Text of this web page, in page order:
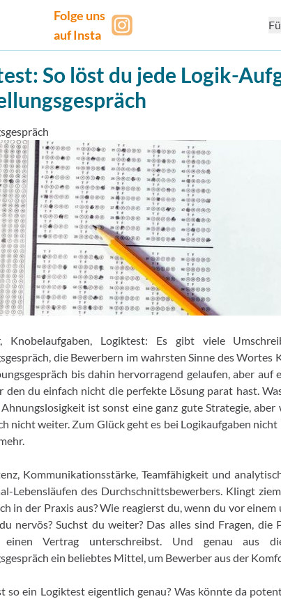
Folge uns
auf Insta
So löst du jede Logik-
Knobelaufgaben, Logiktest: Es gibt viele
die Bewerbern im wahrsten Sinne des
bis dahin hervorragend gelaufen, aber
den du einfach nicht die perfekte Lösung parat hast.
ist sonst eine ganz gute Strategie,
nicht weiter. Zum Glück geht es bei Logikaufgaben
Kommunikationsstärke, Teamfähigkeit und
Lebensläufen des Durchschnittsbewerbers. Klingt
in der Praxis aus? Wie reagierst du, wenn du vor
nervös? Suchst du weiter? Das alles sind Fragen, die
Vertrag unterschreibst. Und genau aus
ein beliebtes Mittel, um Bewerber aus der
so ein Logiktest eigentlich genau? Was könnte da